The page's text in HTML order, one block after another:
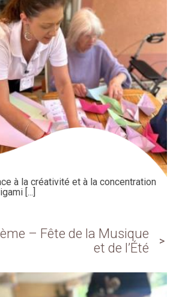
à la créativité et à la concentration
[...]
– Fête de la Musique
et de l’Été